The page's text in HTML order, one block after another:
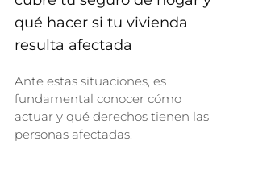
qué hacer si tu vivienda
resulta afectada
Ante estas situaciones, es
fundamental conocer cómo
actuar y qué derechos tienen las
personas afectadas.